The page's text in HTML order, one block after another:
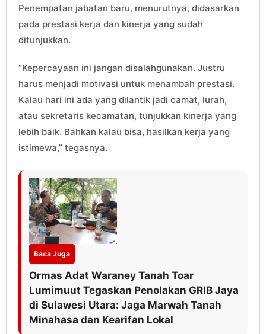
Penempatan jabatan baru, menurutnya, didasarkan
pada prestasi kerja dan kinerja yang sudah
ditunjukkan.
“Kepercayaan ini jangan disalahgunakan. Justru
harus menjadi motivasi untuk menambah prestasi.
Kalau hari ini ada yang dilantik jadi camat, lurah,
atau sekretaris kecamatan, tunjukkan kinerja yang
lebih baik. Bahkan kalau bisa, hasilkan kerja yang
istimewa,” tegasnya.
Baca Juga
Ormas Adat Waraney Tanah Toar
Lumimuut Tegaskan Penolakan GRIB Jaya
di Sulawesi Utara: Jaga Marwah Tanah
Minahasa dan Kearifan Lokal